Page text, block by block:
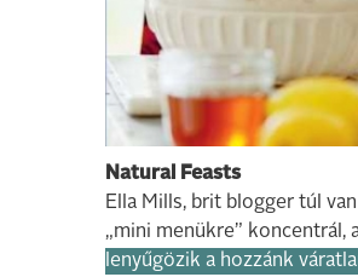
Natural Feasts
Ella Mills, brit blogger túl
„mini menükre” koncentrál,
lenyűgözik a hozzánk